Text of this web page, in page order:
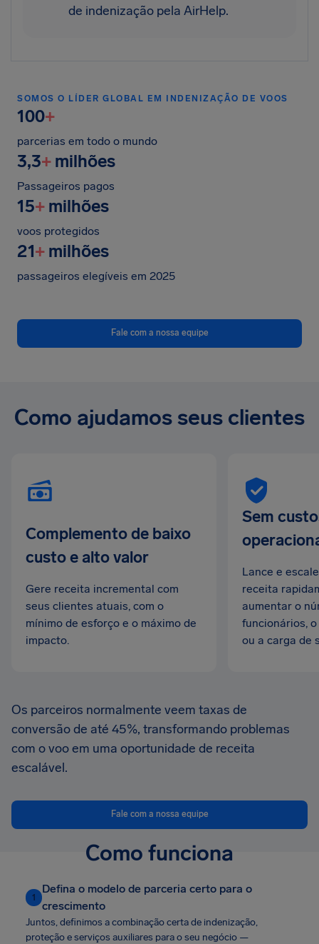
de indenização pela AirHelp.
SOMOS O LÍDER GLOBAL EM INDENIZAÇÃO DE VOOS
100+
parcerias em todo o mundo
3,3+ milhões
Passageiros pagos
15+ milhões
voos protegidos
21+ milhões
passageiros elegíveis em 2025
Fale com a nossa equipe
Como ajudamos seus clientes
Complemento de baixo
custo e alto valor
Gere receita incremental com
seus clientes atuais, com o
mínimo de esforço e o máximo de
impacto.
Sem
Lance e
receita
aumentar o
funcionários,
ou a carga de
Os parceiros normalmente veem taxas de
conversão de até 45%, transformando problemas
com o voo em uma oportunidade de receita
escalável.
Fale com a nossa equipe
Como funciona
1
Defina o modelo de parceria certo para o
crescimento
Juntos, definimos a combinação certa de indenização,
proteção e serviços auxiliares para o seu negócio —